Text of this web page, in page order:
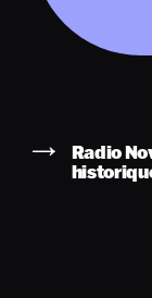
Radio